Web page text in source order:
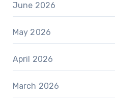
June 2026
May 2026
April 2026
March 2026